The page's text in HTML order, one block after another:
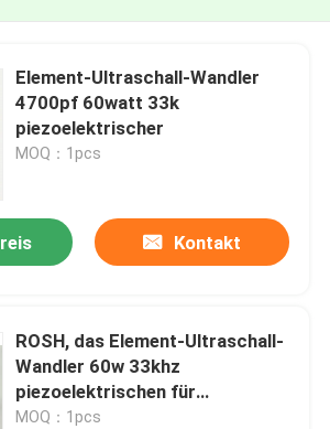
Element-Ultraschall-Wandler
4700pf 60watt 33k
piezoelektrischer
MOQ：1pcs
Kontakt
ROSH, das Element-Ultraschall-
Wandler 60w 33khz
piezoelektrischen für
saubereren Sensor säubert
MOQ：1pcs